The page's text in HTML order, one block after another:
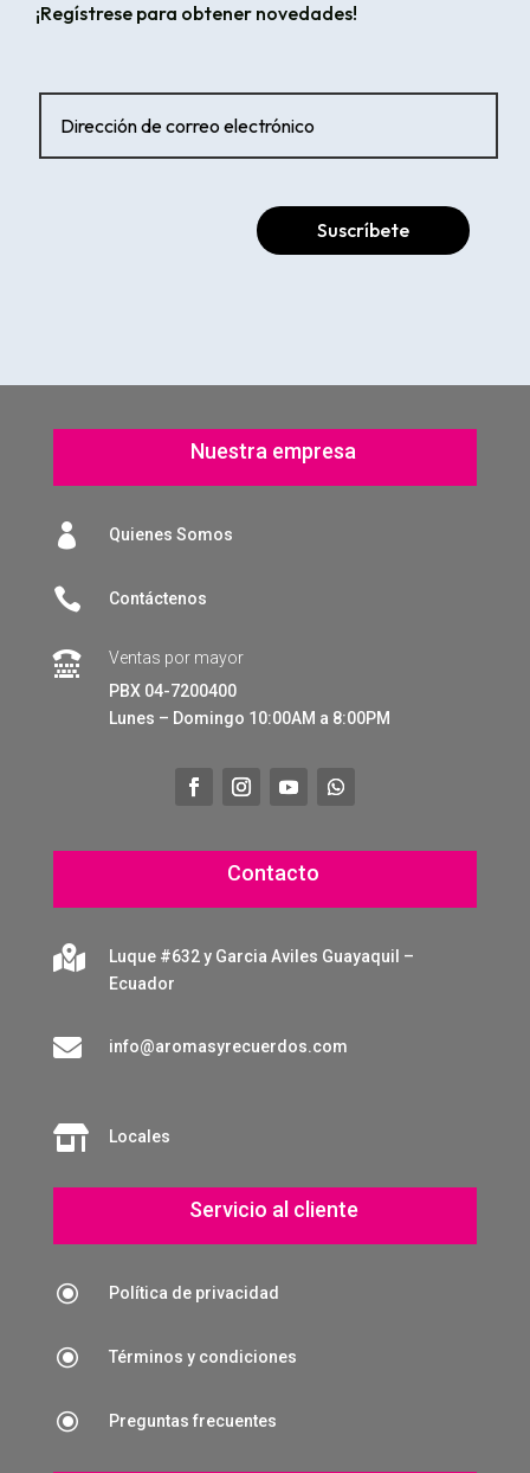
¡Regístrese para obtener novedades!
Suscríbete
Nuestra empresa
 Quienes Somos
 Contáctenos

Ventas por mayor
PBX 04-7200400
Lunes – Domingo 10:00AM a 8:00PM
Contacto

Luque #632 y Garcia Aviles Guayaquil –
Ecuador
 info@aromasyrecuerdos.com
 Locales
Servicio al cliente
\ Política de privacidad
\ Términos y condiciones
\ Preguntas frecuentes